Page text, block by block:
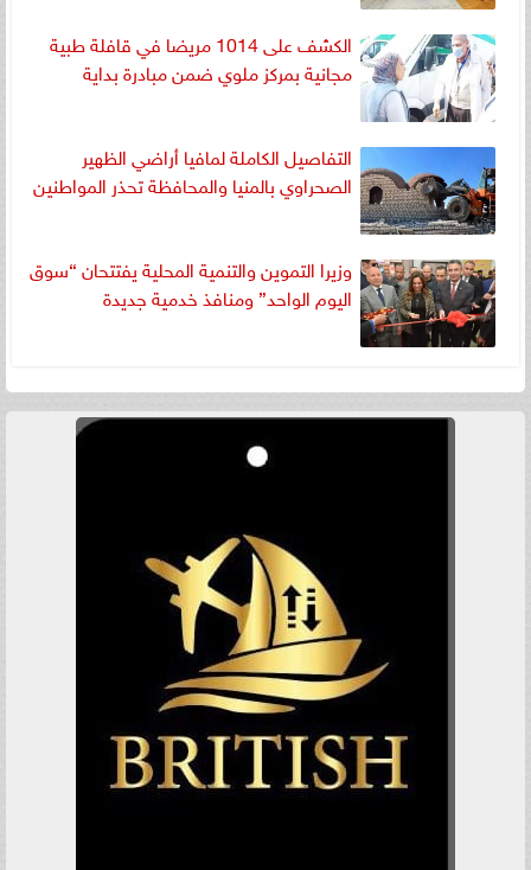
الكشف على 1014 مريضا في قافلة طبية
مجانية بمركز ملوي ضمن مبادرة بداية
التفاصيل الكاملة لمافيا أراضي الظهير
الصحراوي بالمنيا والمحافظة تحذر المواطنين
وزيرا التموين والتنمية المحلية يفتتحان “سوق
اليوم الواحد” ومنافذ خدمية جديدة